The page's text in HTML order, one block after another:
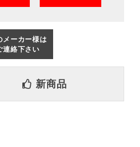
メーカー様は
連絡下さい
新商品